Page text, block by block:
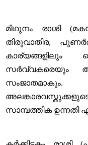
മിഥുനം രാശി
തിരുവാതിര,
കാര്യങ്ങളിലും
സർവ്വകരെയും
സാമ്പത്തിക ഉന്നതി